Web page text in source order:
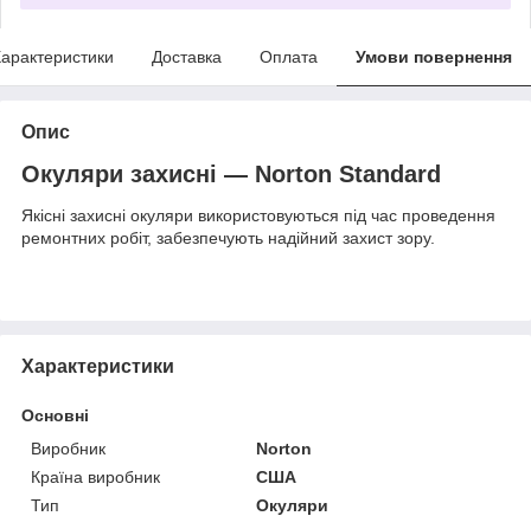
Доставка Оплата Умови повернення
Опис
Окуляри захисні — Norton Standard
Якісні захисні окуляри використовуються під час проведення
ремонтних робіт, забезпечують надійний захист зору.
Характеристики
Основні
Виробник
Norton
Країна виробник
США
Тип
Окуляри